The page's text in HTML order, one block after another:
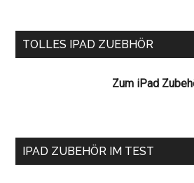
Seitenspalte
TOLLES IPAD ZUEBHÖR
Zum iPad
IPAD ZUBEHÖR IM TEST